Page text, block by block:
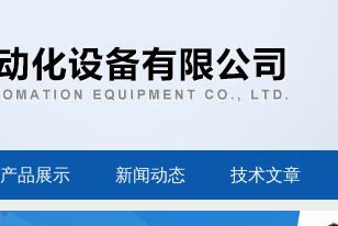
产品展示 新闻动态 技术文章